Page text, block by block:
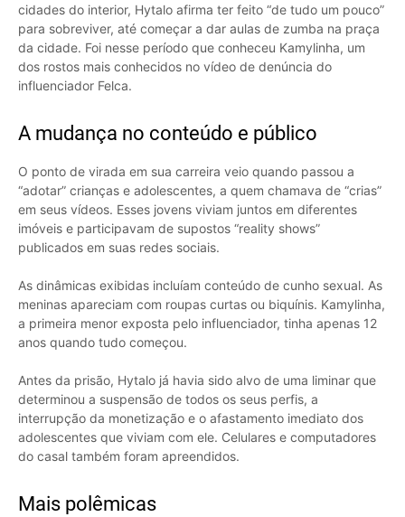
cidades do interior, Hytalo afirma ter feito “de tudo um pouco”
para sobreviver, até começar a dar aulas de zumba na praça
da cidade. Foi nesse período que conheceu Kamylinha, um
dos rostos mais conhecidos no vídeo de denúncia do
influenciador Felca.
A mudança no conteúdo e público
O ponto de virada em sua carreira veio quando passou a
“adotar” crianças e adolescentes, a quem chamava de “crias”
em seus vídeos. Esses jovens viviam juntos em diferentes
imóveis e participavam de supostos “reality shows”
publicados em suas redes sociais.
As dinâmicas exibidas incluíam conteúdo de cunho sexual. As
meninas apareciam com roupas curtas ou biquínis. Kamylinha,
a primeira menor exposta pelo influenciador, tinha apenas 12
anos quando tudo começou.
Antes da prisão, Hytalo já havia sido alvo de uma liminar que
determinou a suspensão de todos os seus perfis, a
interrupção da monetização e o afastamento imediato dos
adolescentes que viviam com ele. Celulares e computadores
do casal também foram apreendidos.
Mais polêmicas